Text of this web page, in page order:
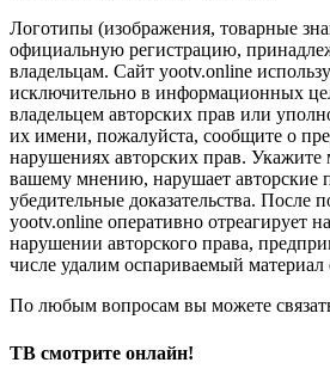
Логотипы (изображения, товарные
официальную регистрацию,
владельцам. Сайт yootv.online
исключительно в информационных
владельцем авторских прав или
их имени, пожалуйста, сообщите о
нарушениях авторских прав. Укажите
вашему мнению, нарушает авторские
убедительные доказательства. После
yootv.online оперативно отреагирует
нарушении авторского права,
числе удалим оспариваемый материал
По любым вопросам вы можете
ТВ смотрите онлайн!